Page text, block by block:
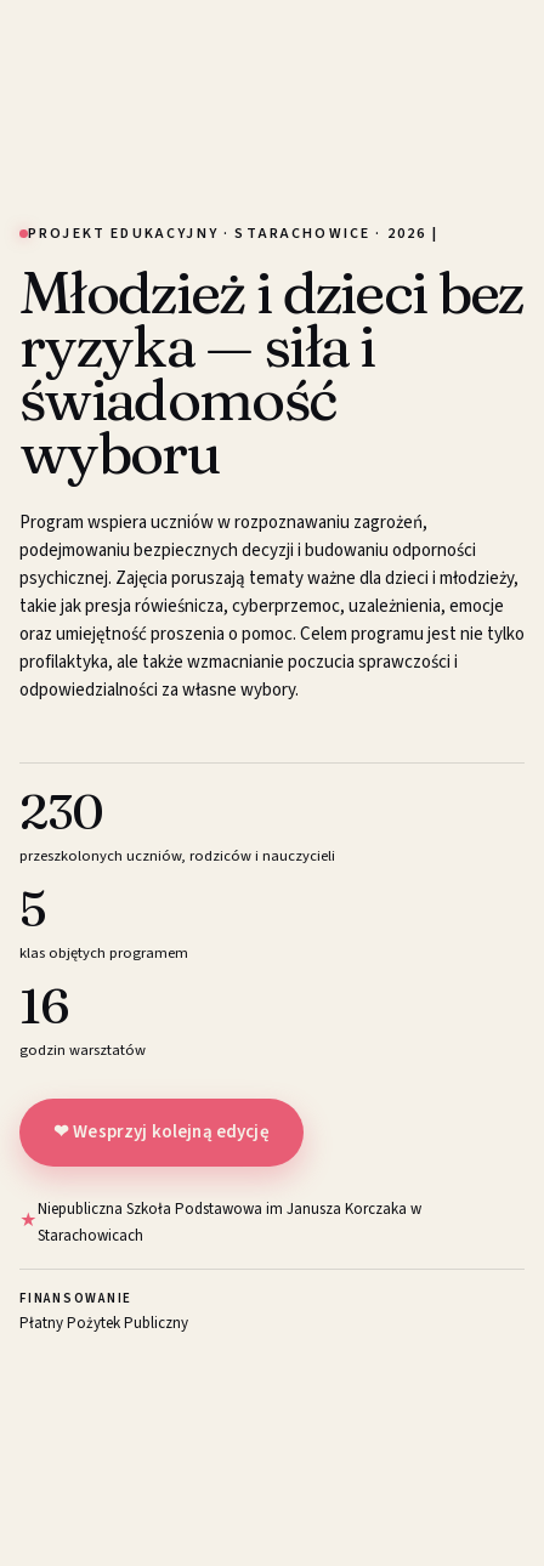
PROJEKT EDUKACYJNY · STARACHOWICE · 2026 |
Młodzież i dzieci bez
ryzyka — siła i
świadomość
wyboru
Program wspiera uczniów w rozpoznawaniu zagrożeń,
podejmowaniu bezpiecznych decyzji i budowaniu odporności
psychicznej. Zajęcia poruszają tematy ważne dla dzieci i młodzieży,
takie jak presja rówieśnicza, cyberprzemoc, uzależnienia, emocje
oraz umiejętność proszenia o pomoc. Celem programu jest nie tylko
profilaktyka, ale także wzmacnianie poczucia sprawczości i
odpowiedzialności za własne wybory.
230
przeszkolonych uczniów, rodziców i nauczycieli
5
klas objętych programem
16
godzin warsztatów
❤ Wesprzyj kolejną edycję
Niepubliczna Szkoła Podstawowa im Janusza Korczaka w
Starachowicach
FINANSOWANIE
Płatny Pożytek Publiczny